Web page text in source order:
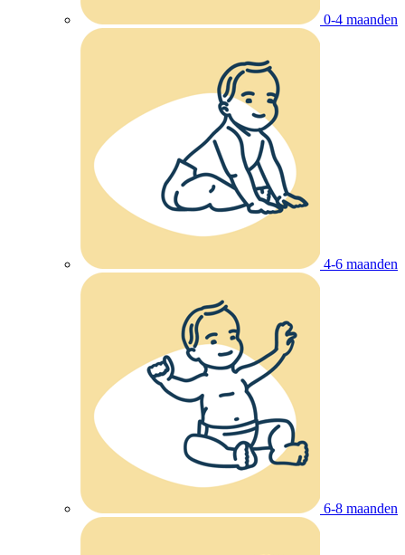
0-4 maanden
4-6 maanden
6-8 maanden